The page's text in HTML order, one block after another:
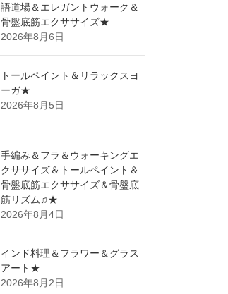
語道場＆エレガントウォーク＆
骨盤底筋エクササイズ★
2026年8月6日
トールペイント＆リラックスヨ
ーガ★
2026年8月5日
手編み＆フラ＆ウォーキングエ
クササイズ＆トールペイント＆
骨盤底筋エクササイズ＆骨盤底
筋リズム♫★
2026年8月4日
インド料理＆フラワー＆グラス
アート★
2026年8月2日